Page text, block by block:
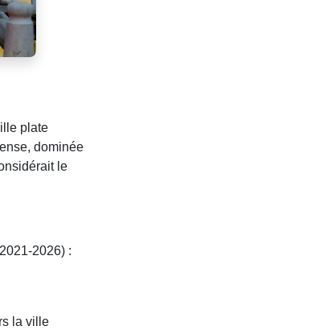
plate
dominée
le
2026) :
la ville